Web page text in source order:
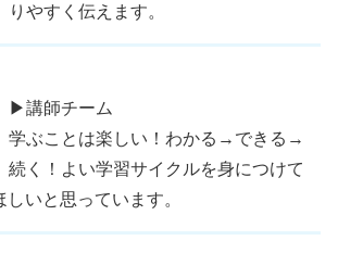
りやすく伝えます。
▶講師チーム
学ぶことは楽しい！わかる→できる→
続く！よい学習サイクルを身につけて
いと思っています。